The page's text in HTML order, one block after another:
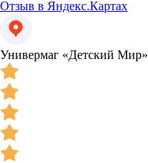
Отзыв в Яндекс.Картах
Универмаг «Детский Мир»